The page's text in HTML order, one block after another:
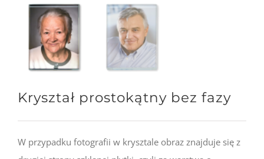
Kryształ prostokątny bez fazy
W przypadku fotografii w krysztale obraz znajduje się z